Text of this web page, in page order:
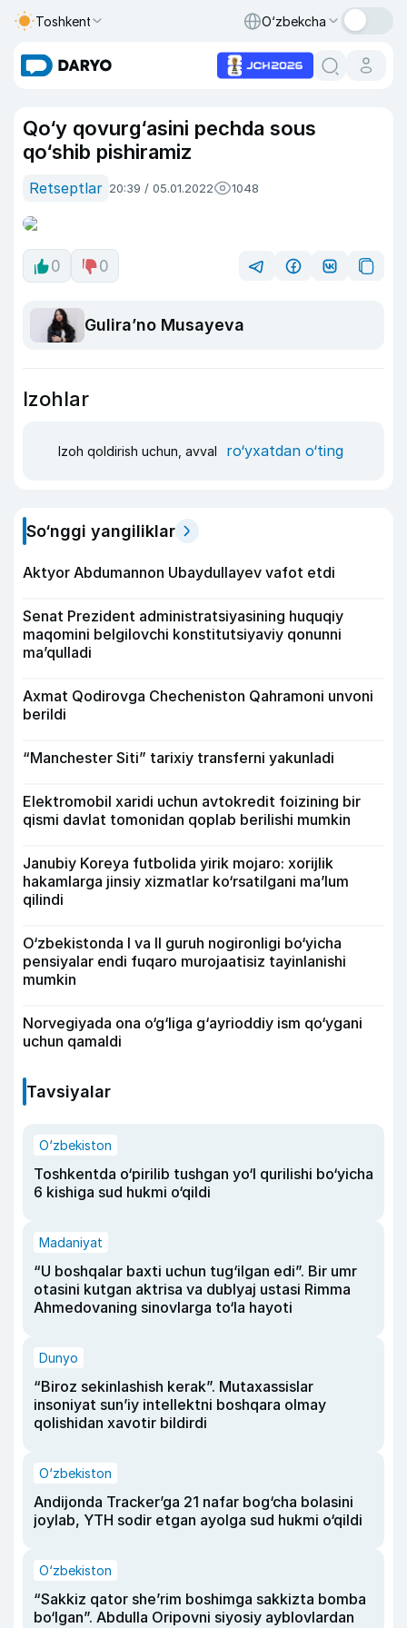
Toshkent O‘zbekcha
Qo‘y qovurg‘asini pechda sous
qo‘shib pishiramiz
Retseptlar 20:39 / 05.01.2022 1048
0 0
Guliraʼno Musayeva
Izohlar
Izoh qoldirish uchun, avval ro‘yxatdan o‘ting
So‘nggi yangiliklar
Aktyor Abdu­mannon Ubaydullayev vafot etdi
Senat Prezident administratsiyasining huquqiy
maqomini belgilovchi konstitutsiyaviy qonunni
ma’qulladi
Axmat Qodirovga Checheniston Qahramoni unvoni
berildi
“Manchester Siti” tarixiy transferni yakunladi
Elektromobil xaridi uchun avtokredit foizining bir
qismi davlat tomonidan qoplab berilishi mumkin
Janubiy Koreya futbolida yirik mojaro: xorijlik
hakamlarga jinsiy xizmatlar ko‘rsatilgani ma’lum
qilindi
O‘zbekistonda I va II guruh nogironligi bo‘yicha
pensiyalar endi fuqaro murojaatisiz tayinlanishi
mumkin
Norvegiyada ona o‘g‘liga g‘ayrioddiy ism qo‘ygani
uchun qamaldi
Tavsiyalar
O‘zbekiston
Toshkentda o‘pirilib tushgan yo‘l qurilishi bo‘yicha
6 kishiga sud hukmi o‘qildi
Madaniyat
“U boshqalar baxti uchun tug‘ilgan edi”. Bir umr
otasini kutgan aktrisa va dublyaj ustasi Rimma
Ahmedovaning sinovlarga to‘la hayoti
Dunyo
“Biroz sekinlashish kerak”. Mutaxassislar
insoniyat sun’iy intellektni boshqara olmay
qolishidan xavotir bildirdi
O‘zbekiston
Andijonda Tracker’ga 21 nafar bog‘cha bolasini
joylab, YTH sodir etgan ayolga sud hukmi o‘qildi
O‘zbekiston
“Sakkiz qator she’rim boshimga sakkizta bomba
bo‘lgan”. Abdulla Oripovni siyosiy ayblovlardan